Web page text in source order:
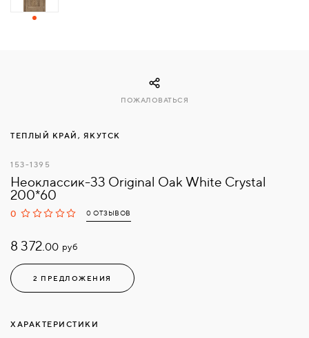
НАМИ
ТЕПЛЫЙ КРАЙ, ЯКУТСК
153-1395
Неоклассик-33 Original Oak White Сrystal
200*60
0 0 ОТЗЫВОВ
8 372.00 руб
2 ПРЕДЛОЖЕНИЯ
ПОЖАЛОВАТЬСЯ
ХАРАКТЕРИСТИКИ